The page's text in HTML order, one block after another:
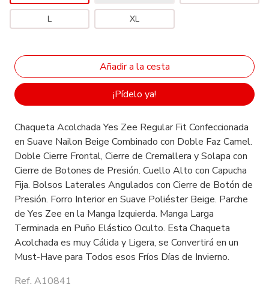
L XL
¡Pídelo ya!
Chaqueta Acolchada Yes Zee Regular Fit Confeccionada
en Suave Nailon Beige Combinado con Doble Faz Camel.
Doble Cierre Frontal, Cierre de Cremallera y Solapa con
Cierre de Botones de Presión. Cuello Alto con Capucha
Fija. Bolsos Laterales Angulados con Cierre de Botón de
Presión. Forro Interior en Suave Poliéster Beige. Parche
de Yes Zee en la Manga Izquierda. Manga Larga
Terminada en Puño Elástico Oculto. Esta Chaqueta
Acolchada es muy Cálida y Ligera, se Convertirá en un
Must-Have para Todos esos Fríos Días de Invierno.
Ref. A10841